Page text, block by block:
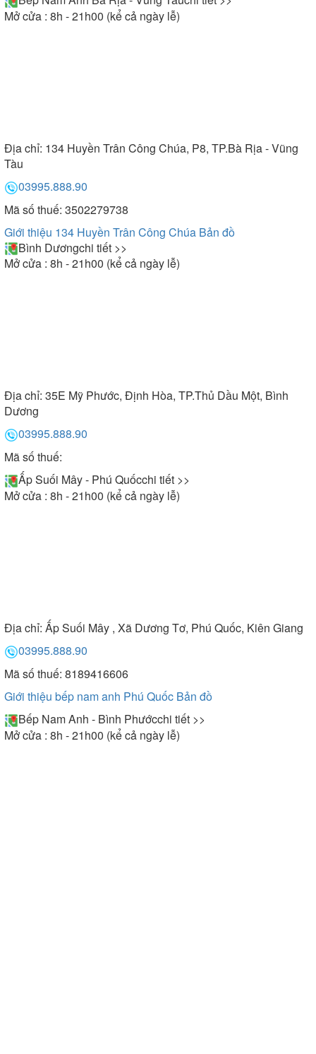
Mở cửa : 8h - 21h00 (kể cả ngày lễ)
Địa chỉ: 134 Huyền Trân Công Chúa, P8, TP.Bà Rịa - Vũng
Tàu
03995.888.90
Mã số thuế: 3502279738
Giới thiệu 134 Huyền Trân Công Chúa Bản đồ
Bình Dươngchi tiết >>
Mở cửa : 8h - 21h00 (kể cả ngày lễ)
Địa chỉ: 35E Mỹ Phước, Định Hòa, TP.Thủ Dầu Một, Bình
Dương
03995.888.90
Mã số thuế:
Ấp Suối Mây - Phú Quốcchi tiết >>
Mở cửa : 8h - 21h00 (kể cả ngày lễ)
Địa chỉ: Ấp Suối Mây , Xã Dương Tơ, Phú Quốc, Kiên Giang
03995.888.90
Mã số thuế: 8189416606
Giới thiệu bếp nam anh Phú Quốc Bản đồ
Bếp Nam Anh - Bình Phướcchi tiết >>
Mở cửa : 8h - 21h00 (kể cả ngày lễ)